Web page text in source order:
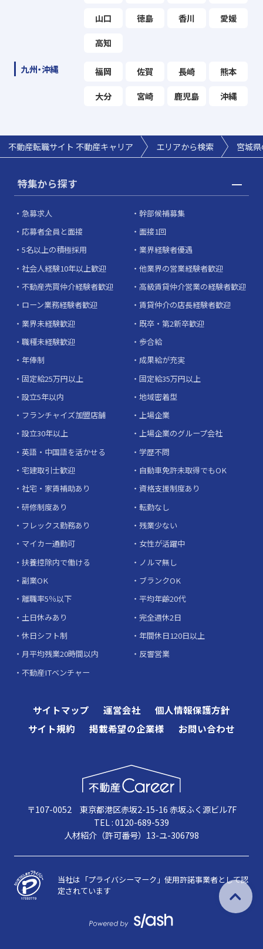
山口 徳島 香川 愛媛
高知
九州・沖縄 福岡 佐賀 長崎 熊本
大分 宮崎 鹿児島 沖縄
不動産転職サイト 不動産キャリア エリアから検索 宮城
特集から探す
急募求人
幹部候補募集
応募者全員と面接
面接1回
5名以上の積極採用
業界経験者優遇
社会人経験10年以上歓迎
他業界の営業経験者歓迎
不動産売買仲介経験者歓迎
高級賃貸仲介営業の経験者歓迎
ローン業務経験者歓迎
賃貸仲介の店長経験者歓迎
業界未経験歓迎
既卒・第2新卒歓迎
職種未経験歓迎
歩合給
年俸制
成果給が充実
固定給25万円以上
固定給35万円以上
設立5年以内
地域密着型
フランチャイズ加盟店舗
上場企業
設立30年以上
上場企業のグループ会社
英語・中国語を活かせる
学歴不問
宅建取引士歓迎
自動車免許未取得でもOK
社宅・家賃補助あり
資格支援制度あり
研修制度あり
転勤なし
フレックス勤務あり
残業少ない
マイカー通勤可
女性が活躍中
扶養控除内で働ける
ノルマ無し
副業OK
ブランクOK
離職率5％以下
平均年齢20代
土日休みあり
完全週休2日
休日シフト制
年間休日120日以上
月平均残業20時間以内
反響営業
不動産ITベンチャー
サイトマップ 運営会社
個人情報保護方針
サイト規約
掲載希望の企業様 お問い合わせ
〒107-0052 東京都港区赤坂2-15-16 赤坂ふく源ビル7F
TEL : 0120-689-539
人材紹介（許可番号）13-ユ-306798
当社は「プライバシーマーク」使用許諾事業者として認
定されています